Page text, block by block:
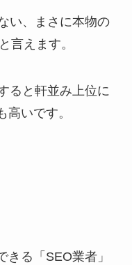
い、まさに本物の
言えます。
ると軒並み上位に
いです。
きる「SEO業者」